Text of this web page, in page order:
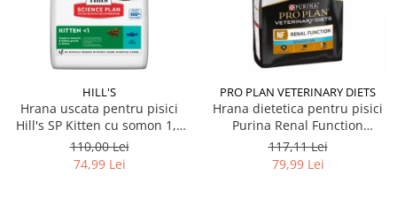
HILL'S
Hrana uscata pentru pisici
Hill's SP Kitten cu somon 1,5
kg
110,00 Lei
74,99 Lei
PRO PLAN VETERINARY DIETS
Hrana dietetica pentru pisici
Purina Renal Function
Advance Care 1,5 kg
117,11 Lei
79,99 Lei